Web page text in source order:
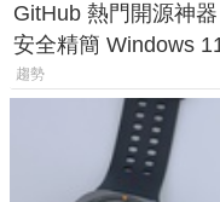
GitHub 熱門開源神
安全精簡 Windows
後台追蹤
趨勢